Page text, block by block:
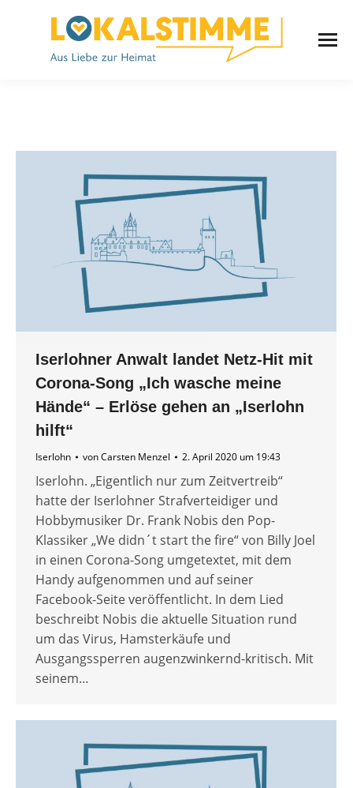
Iserlohner Anwalt landet Netz-Hit mit
Corona-Song „Ich wasche meine
Hände“ – Erlöse gehen an „Iserlohn
hilft“
Iserlohn vonCarsten Menzel 2. April 2020 um 19:43
Iserlohn. „Eigentlich nur zum Zeitvertreib“
hatte der Iserlohner Strafverteidiger und
Hobbymusiker Dr. Frank Nobis den Pop-
Klassiker „We didn´t start the fire“ von Billy Joel
in einen Corona-Song umgetextet, mit dem
Handy aufgenommen und auf seiner
Facebook-Seite veröffentlicht. In dem Lied
beschreibt Nobis die aktuelle Situation rund
um das Virus, Hamsterkäufe und
Ausgangssperren augenzwinkernd-kritisch. Mit
seinem…